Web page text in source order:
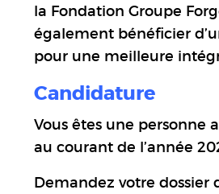
la Fondation Groupe
également bénéficier
pour une meilleure
Candidature
Vous êtes une personne
au courant de l’année
Demandez votre dossier